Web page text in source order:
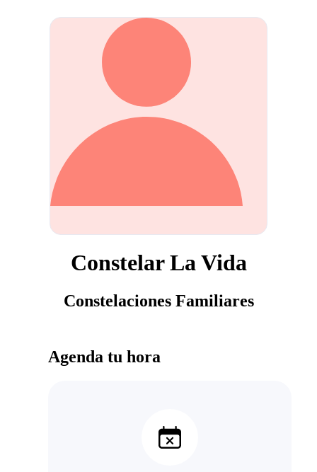
Constelar La Vida
Constelaciones Familiares
Agenda tu hora